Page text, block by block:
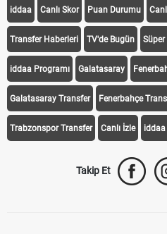
KEŞFET
iddaa Canlı Skor Puan Durumu
Transfer Haberleri TV'de Bugün
iddaa Programı Galatasaray
Galatasaray Transfer Fenerbahçe
Canlı İzle